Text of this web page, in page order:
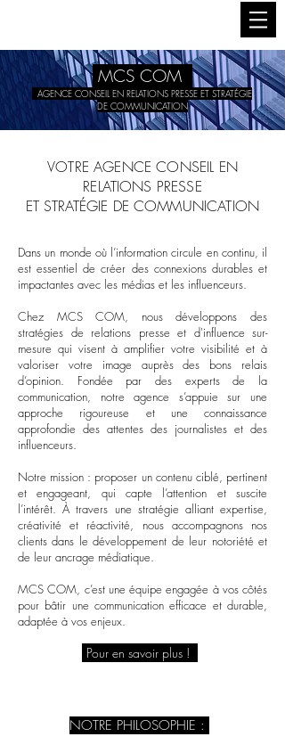
MCS COM
AGENCE CONSEIL EN RELATIONS PRESSE ET STRATÉGIE
DE COMMUNICATION
VOTRE AGENCE CONSEIL EN
RELATIONS PRESSE
ETSTRATÉGIE DE COMMUNICATION
Dans un monde où l’information circule en continu, il
est essentiel de créer des connexions durables et
impactantes avec les médias et les influenceurs.
Chez MCS COM, nous développons des
stratégies de relations presse et d'influence sur-
mesure qui visent à amplifier votre visibilité et à
valoriser votre image auprès des bons relais
d’opinion. Fondée par des experts de la
communication, notre agence s’appuie sur une
approche rigoureuse et une connaissance
approfondie des attentes des journalistes et des
influenceurs.
Notre mission : proposer un contenu ciblé, pertinent
et engageant, qui capte l’attention et suscite
l’intérêt. À travers une stratégie alliant expertise,
créativité et réactivité, nous accompagnons nos
clients dans le développement de leur notoriété et
de leur ancrage médiatique.
MCS COM, c’est une équipe engagée à vos côtés
pour bâtir une communication efficace et durable,
adaptée à vos enjeux.
Pour en savoir plus !
NOTRE PHILOSOPHIE :